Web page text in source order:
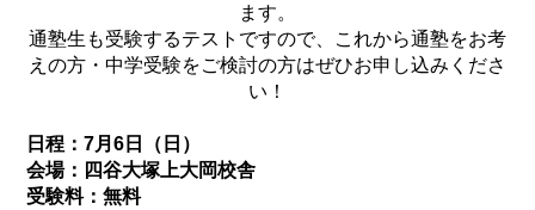
ます。
通塾生も受験するテストですので、これから通塾をお考
えの方・中学受験をご検討の方はぜひお申し込みくださ
い！
日程：7月6日（日）
会場：四谷大塚上大岡校舎
受験料：無料